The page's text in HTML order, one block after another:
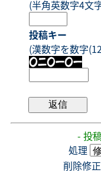
(半角英数字4文
投稿キー
(漢数字を数字
- 投
処理
削除修